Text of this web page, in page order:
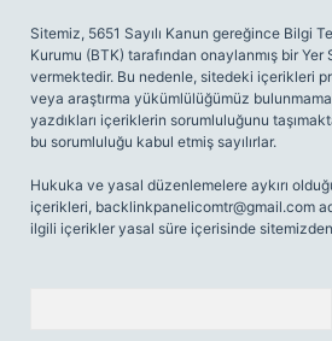
Sitemiz, 5651 Sayılı Kanun gereğince Bilgi
Kurumu (BTK) tarafından onaylanmış bir Yer
vermektedir. Bu nedenle, sitedeki içerikleri
veya araştırma yükümlülüğümüz
yazdıkları içeriklerin sorumluluğunu
bu sorumluluğu kabul etmiş sayılırlar.
Hukuka ve yasal düzenlemelere aykırı
içerikleri, backlinkpanelicomtr@gmail.com
ilgili içerikler yasal süre içerisinde sitemizden